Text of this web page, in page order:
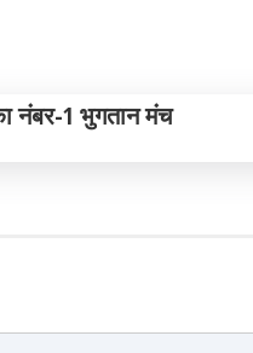
नंबर-1 भुगतान मंच